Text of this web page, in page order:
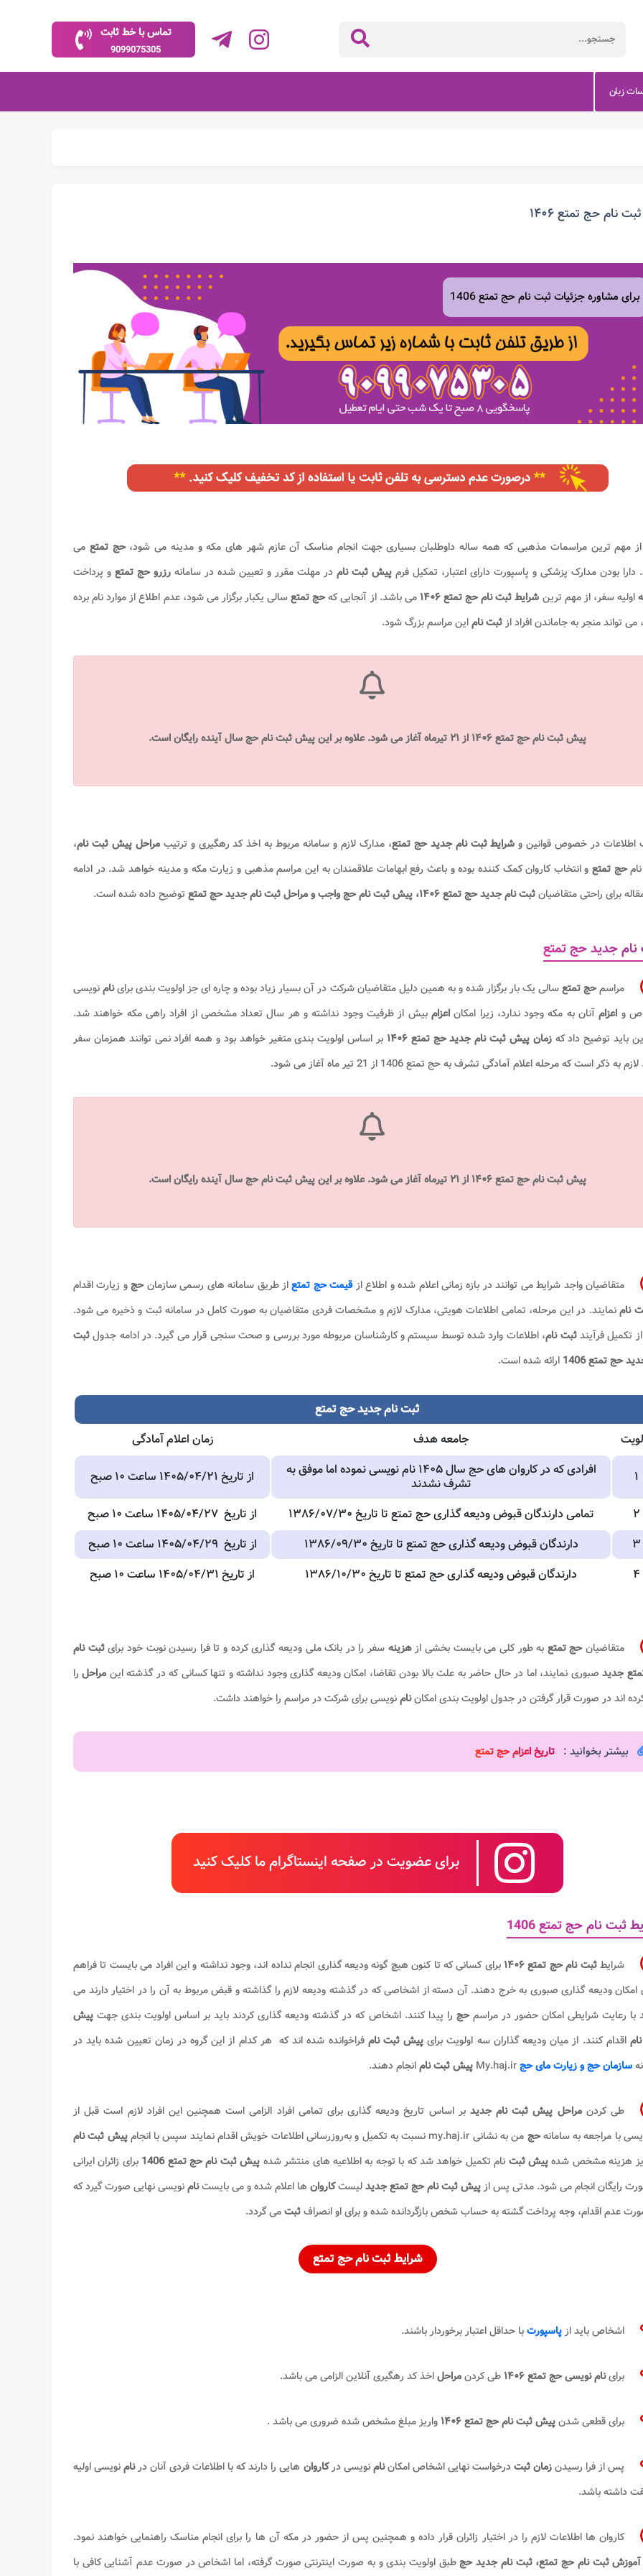
تماس با خط ثابت
9099075305
زبان
ثبت نام حج تمتع ۱۴۰۶
برای مشاوره جزئیات ثبت نام حج تمتع 1406
مهم ترین مراسمات مذهبی که همه ساله داوطلبان بسیاری جهت انجام مناسک آن عازم شهر های مکه و مدینه می شود، حج تمتع می
دارا بودن مدارک پزشکی و پاسپورت دارای اعتبار، تمکیل فرم پیش ثبت نام در مهلت مقرر و تعیین شده در سامانه رزرو حج تمتع و پرداخت
اولیه سفر، از مهم ترین شرایط ثبت نام حج تمتع ۱۴۰۶ می باشد. از آنجایی کهحج تمتعسالی یکبار برگزار می شود، عدم اطلاع از موارد نام برده
تواند منجر به جاماندن افراد ازثبت ناماین مراسم بزرگ شود.
پیش ثبت نام حج تمتع ۱۴۰۶​ از ۲۱ تیرماه آغاز می شود. علاوه بر این پیش ‌ثبت ‌نام حج سال آینده رایگان است.
در خصوص قوانین و شرایط ثبت نام جدید حج تمتع، مدارک لازم و سامانه مربوط به اخذ کد رهگیری و ترتیبمراحل پیش ثبت نام،
نامحج تمتع و انتخاب کاروان کمک کننده بوده و باعث رفع ابهامات علاقمندان به این مراسم مذهبی و زیارت مکه و مدینه خواهد شد. در ادامه
برای راحتی متقاضیانثبت نام جدید حج تمتع ۱۴۰۶ ، پیش ثبت نام حج واجب و مراحل ثبت نام جدید حج تمتع توضیح داده شده است.
نام جدید حج تمتع
مراسمحج تمتعسالی یک بار برگزار شده و به همین دلیل متقاضیان شرکت در آن بسیار زیاد بوده و چاره ای جز اولویت بندی براینامنویسی
و اعزام آنان به مکه وجود ندارد، زیرا امکاناعزامبیش از ظرفیت وجود نداشته و هر سال تعداد مشخصی از افراد راهی مکه خواهند شد.
باید توضیح داد کهزمان پیش ثبت نام جدید حج تمتع ۱۴۰۶
بر اساس اولویت بندی متغیر خواهد بود و همه افراد نمی توانند همزمان سفر
به ذکر است که مرحله اعلام آمادگی تشرف به حج تمتع 1406 از 21 تیر ماه آغاز می شود.
پیش ثبت نام حج تمتع ۱۴۰۶ از ۲۱ تیرماه آغاز می شود. علاوه بر این پیش ‌ثبت ‌نام حج سال آینده رایگان است.​
متقاضیان واجد شرایط می‌ توانند در بازه زمانی اعلام شده و اطلاع ازقیمت حج تمتعاز طریق سامانه‌ های رسمی سازمانحجو زیارت اقدام
نامنمایند. در این مرحله، تمامی اطلاعات هویتی، مدارک لازم و مشخصات فردی متقاضیان به صورت کامل در سامانه ثبت و ذخیره می‌ شود.
تکمیل فرآیندثبت نام، اطلاعات وارد شده توسط سیستم و کارشناسان مربوطه مورد بررسی و صحت‌ سنجی قرار می‌ گیرد. در ادامه جدولثبت
حج تمتع 1406
ارائه شده است.
ثبت نام جدید حج تمتع
جامعه هدف زمان اعلام آمادگی
۱
افرادی که در کاروان های حج سال ۱۴۰۵ نام نویسی نموده اما موفق به
تشرف نشدند
از تاریخ ۱۴۰۵/۰۴/۲۱ ساعت ۱۰ صبح
۲ تمامی دارندگان قبوض ودیعه گذاری حج تمتع تا تاریخ ۱۳۸۶/۰۷/۳۰ ازتاریخ
۳
دارندگان قبوض ودیعه گذاری حج تمتع تا تاریخ ۱۳۸۶/۰۹/۳۰ ازتاریخ
۴
دارندگان قبوض ودیعه گذاری حج تمتع تا تاریخ ۱۳۸۶/۱۰/۳۰ ازتاریخ
متقاضیانحج تمتع به طور کلی می بایست بخشی ازهزینه سفر را در بانک ملی ودیعه گذاری کرده و تا فرا رسیدن نوبت خود برایثبت نام
جدیدصبوری نمایند، اما در حال حاضر به علت بالا بودن تقاضا، امکان ودیعه گذاری وجود نداشته و تنها کسانی که در گذشته این مراحل را
اند در صورت قرار گرفتن در جدول اولویت بندی امکاننامنویسی برای شرکت در مراسم را خواهند داشت.
بیشتر بخوانید : تاریخ اعزام حج تمتع
برای عضویت در صفحه اینستاگرام ما کلیک کنید
ثبت نام حج تمتع 1406
شرایطثبت نام حج تمتع ۱۴۰۶
برای کسانی که تا کنون هیچ گونه ودیعه گذاری انجام نداده اند، وجود نداشته و این افراد می بایست تا فراهم
ودیعه گذاری صبوری به خرج دهند. آن دسته از اشخاصی که در گذشته ودیعه لازم را گذاشته و قبض مربوط به آن را در اختیار دارند می
با رعایت شرایطی امکان حضور در مراسمحج را پیدا کنند. اشخاص که در گذشته ودیعه گذاری کردند باید بر اساس اولویت بندی جهت پیش
اقدام کنند. از میان ودیعه‌ گذاران سه اولویت برای پیش ثبت‌ نامفراخوانده شده‌ اند که هر کدام از این گروه در زمان تعیین شده باید در
سازمان حج و زیارت مای حج پیش ثبت نامانجام دهند.
طی کردنمراحل پیش ثبت نام جدید بر اساس تاریخ ودیعه گذاری برای تمامی افراد الزامی است همچنین این افراد لازم است قبل از
با مراجعه به سامانهحج من به نشانی my.haj.ir نسبت به تکمیل و به‌روزرسانی اطلاعات خویش اقدام نمایند سپس با انجام
پیش ثبت نام
هزینه مشخص شدهپیش ثبت نام تکمیل خواهد شد که با توجه به اطلاعیه های منتشر شده پیش‌ ثبت‌ نام حج تمتع 1406
برای زائران ایرانی
رایگان انجام می‌ شود. مدتی پس ازپیش ثبت نام حج تمتع جدیدلیستکاروان ها اعلام شده و می بایستنامنویسی نهایی صورت گیرد که
عدم اقدام، وجه پرداخت گشته به حساب شخص بازگردانده شده و برای او انصرافثبتمی گردد.
شرایط ثبت نام حج تمتع
اشخاص باید ازپاسپورتبا حداقل اعتبار برخوردار باشند.
براینام نویسی حج تمتع۱۴۰۶ طی کردنمراحلاخذ کد رهگیری آنلاین الزامی می باشد.
برای قطعی شدنپیش ثبت نام حج تمتع۱۴۰۶ واریز مبلغ مشخص شده ضروری می باشد .
پس از فرا رسیدنزمانثبتدرخواست نهایی اشخاص امکاننامنویسی درکاروان هایی را دارند که با اطلاعات فردی آنان درنامنویسی اولیه
داشته باشد.
کاروان ها اطلاعات لازم را در اختیار زائران قرار داده و همچنین پس از حضور در مکه آن ها را برای انجام مناسک راهنمایی خواهند نمود.
آموزش ثبت نام حج تمتع، ثبت نام جدید حجطبق اولویت بندی و به صورت اینترنتی صورت گرفته، اما اشخاص در صورت عدم آشنایی کافی با